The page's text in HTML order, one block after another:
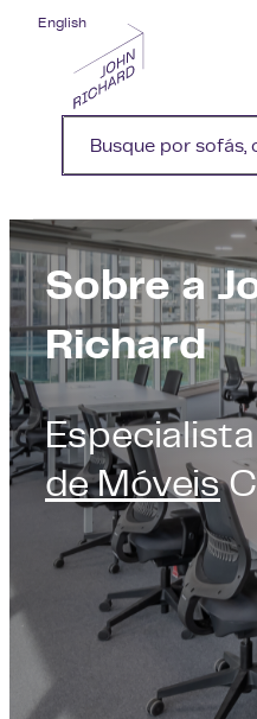
English
Sobre a
Richard
de Móveis